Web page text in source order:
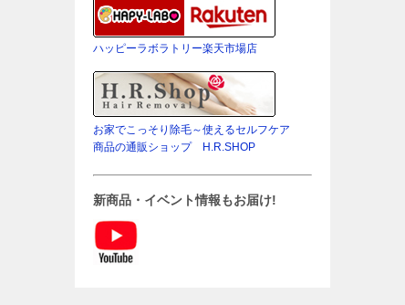
ハッピーラボラトリー楽天市場店
お家でこっそり除毛～使えるセルフケア
商品の通販ショップ H.R.SHOP
新商品・イベント情報もお届け!